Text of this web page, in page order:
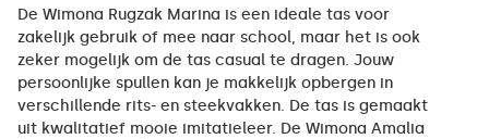
De Wimona Rugzak Marina is een ideale tas voor
zakelijk gebruik of mee naar school, maar het is ook
zeker mogelijk om de tas casual te dragen. Jouw
persoonlijke spullen kan je makkelijk opbergen in
verschillende rits- en steekvakken. De tas is gemaakt
uit kwalitatief mooie imitatieleer. De Wimona Amalia